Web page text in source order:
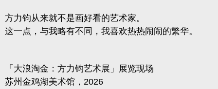
方力钧从来就不是画好看的艺术家。
这一点，与我略有不同，我喜欢热热闹闹的繁华。
「大浪淘金：方力钧艺术展」展览现场
苏州金鸡湖美术馆，2026